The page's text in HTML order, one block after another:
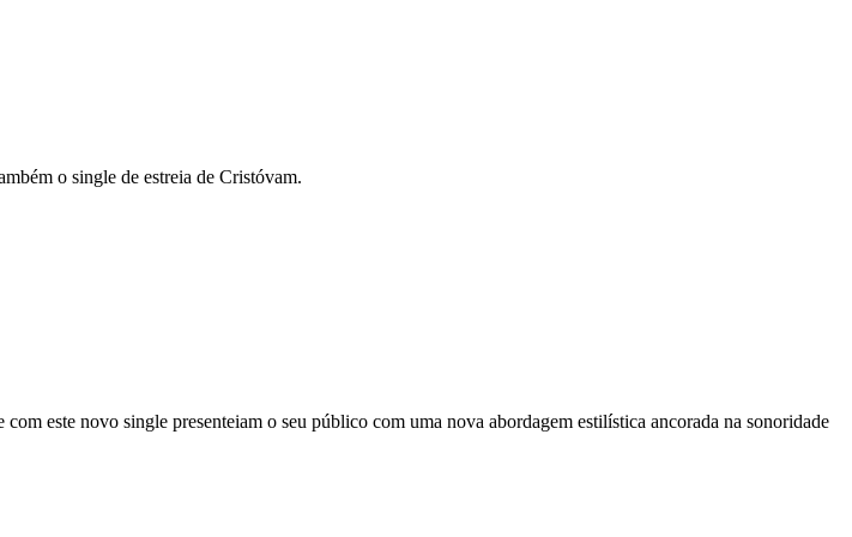
o single de estreia de Cristóvam.
este novo single presenteiam o seu público com uma nova abordagem estilística ancorada na sonoridade